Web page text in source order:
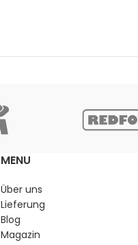
MENU
Über uns
Lieferung
Blog
Magazin